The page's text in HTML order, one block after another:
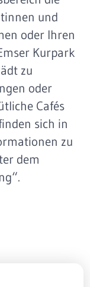
und
oder Ihren
Kurpark
zu
oder
Cafés
sich in
zu
dem